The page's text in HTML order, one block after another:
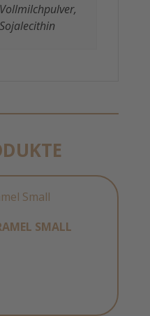
Vollmilchpulver,
Sojalecithin
SMALL